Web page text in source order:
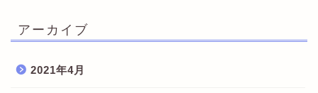
アーカイブ
2021年4月